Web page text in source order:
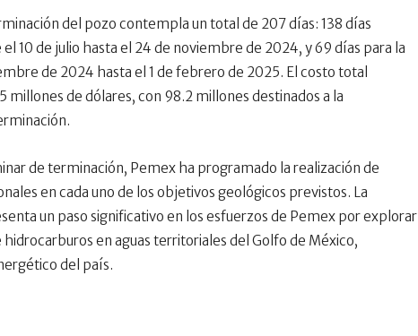
del pozo contempla un total de 207 días: 138 días
10 de julio hasta el 24 de noviembre de 2024, y 69 días para la
de 2024 hasta el 1 de febrero de 2025. El costo total
millones de dólares, con 98.2 millones destinados a la
de terminación, Pemex ha programado la realización de
en cada uno de los objetivos geológicos previstos. La
un paso significativo en los esfuerzos de Pemex por explorar
en aguas territoriales del Golfo de México,
del país.